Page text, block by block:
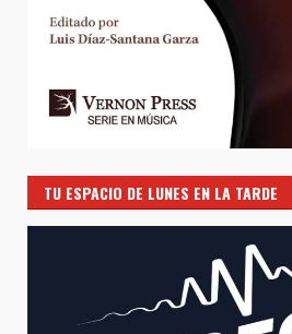
TU ESPACIO DE LUNES EN LA TARDE